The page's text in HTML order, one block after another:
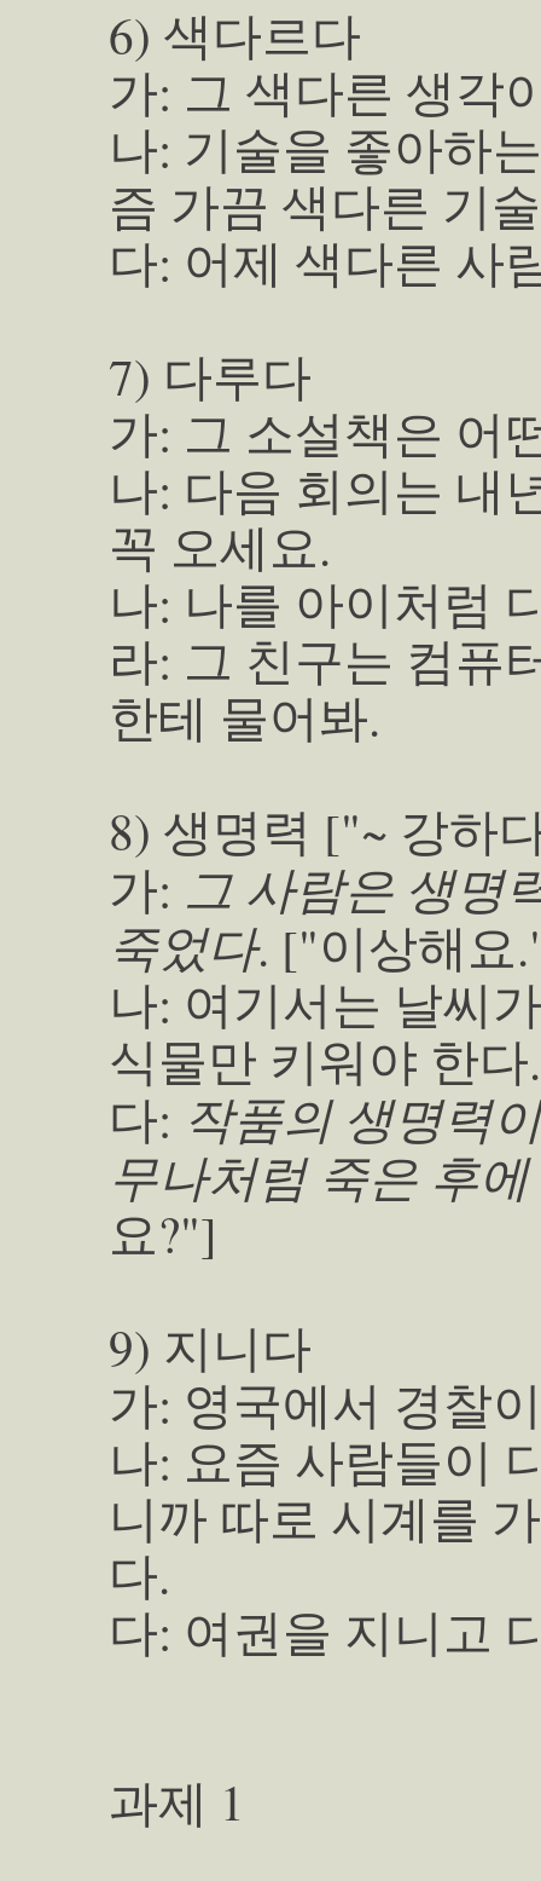
6) 색다르다
가: 그 색다른 생각
나: 기술을 좋아하
즘 가끔 색다른 기
다: 어제 색다른 사
7) 다루다
가: 그 소설책은 어
나: 다음 회의는 내
꼭 오세요.
나: 나를 아이처럼
라: 그 친구는 컴퓨
한테 물어봐.
8) 생명력 ["~ 강하
가: 그 사람은 생명
죽었다. ["이상해요
나: 여기서는 날씨
식물만 키워야 한다.
다: 작품의 생명력
무나처럼 죽은 후
요?"]
9) 지니다
가: 영국에서 경찰
나: 요즘 사람들이
니까 따로 시계를
다.
다: 여권을 지니고
과제 1